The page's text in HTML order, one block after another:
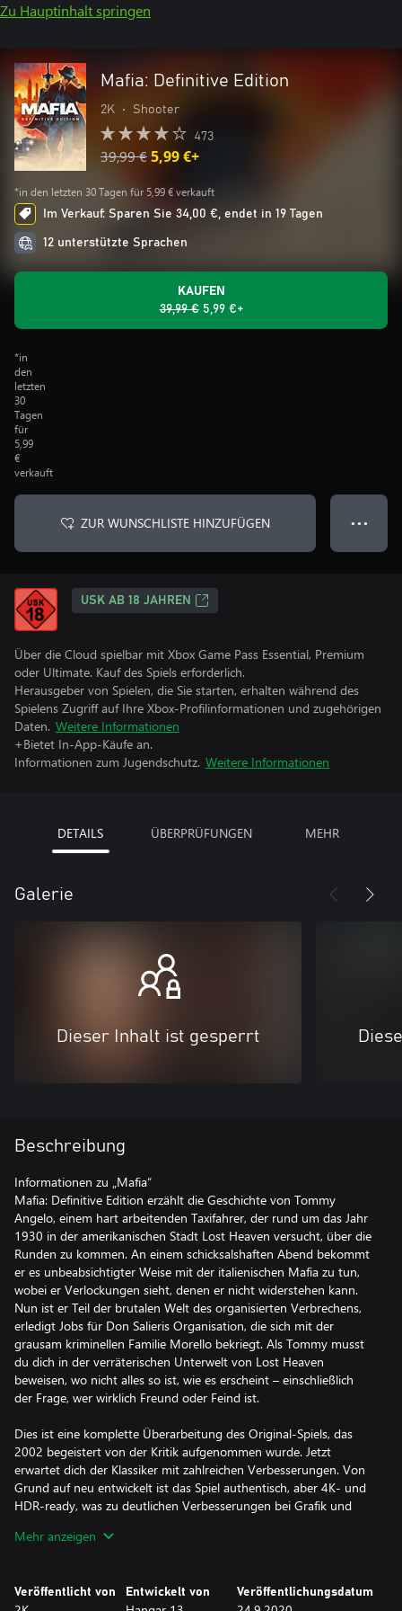
Zu Hauptinhalt springen
Mafia: Definitive Edition
2K • Shooter
473
39,99 €5,99 €+
*in den letzten 30 Tagen für 5,99 € verkauft
Im Verkauf: Sparen Sie 34,00 €, endet in 19 Tagen
12 unterstützte Sprachen
KAUFEN
39,99 € 5,99 €+
*in
den
letzten
30
Tagen
für
5,99
€
verkauft
ZUR WUNSCHLISTE HINZUFÜGEN ● ● ●
USK AB 18 JAHREN
Über die Cloud spielbar mit Xbox Game Pass Essential, Premium
oder Ultimate. Kauf des Spiels erforderlich.
Herausgeber von Spielen, die Sie starten, erhalten während des
Spielens Zugriff auf Ihre Xbox-Profilinformationen und zugehörigen
Daten. Weitere Informationen
+Bietet In-App-Käufe an.
Informationen zum Jugendschutz. Weitere Informationen
DETAILS ÜBERPRÜFUNGEN MEHR
Galerie
Dieser Inhalt ist gesperrt
Beschreibung
Informationen zu „Mafia“
Mafia: Definitive Edition erzählt die Geschichte von Tommy
Angelo, einem hart arbeitenden Taxifahrer, der rund um das Jahr
1930 in der amerikanischen Stadt Lost Heaven versucht, über die
Runden zu kommen. An einem schicksalshaften Abend bekommt
er es unbeabsichtigter Weise mit der italienischen Mafia zu tun,
wobei er Verlockungen sieht, denen er nicht widerstehen kann.
Nun ist er Teil der brutalen Welt des organisierten Verbrechens,
erledigt Jobs für Don Salieris Organisation, die sich mit der
grausam kriminellen Familie Morello bekriegt. Als Tommy musst
du dich in der verräterischen Unterwelt von Lost Heaven
beweisen, wo nicht alles so ist, wie es erscheint – einschließlich
der Frage, wer wirklich Freund oder Feind ist.
Dies ist eine komplette Überarbeitung des Original-Spiels, das
2002 begeistert von der Kritik aufgenommen wurde. Jetzt
erwartet dich der Klassiker mit zahlreichen Verbesserungen. Von
Grund auf neu entwickelt ist das Spiel authentisch, aber 4K- und
HDR-ready, was zu deutlichen Verbesserungen bei Grafik und
Geschichte aufgebaut, sodass sich im Lost Heaven der 1930er-
Mehr anzeigen
Veröffentlicht von Entwickelt von Veröffentlichungsdatum